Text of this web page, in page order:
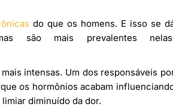
do que os homens. E isso se
são mais prevalentes
intensas. Um dos responsáveis
os hormônios acabam
diminuído da dor.